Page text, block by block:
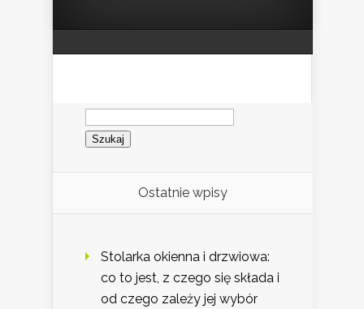
Szukaj:
Ostatnie wpisy
Stolarka okienna i drzwiowa:
co to jest, z czego się składa i
od czego zależy jej wybór